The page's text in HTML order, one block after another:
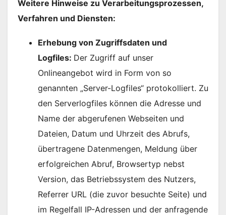
Weitere Hinweise zu Verarbeitungsprozessen,
Verfahren und Diensten:
Erhebung von Zugriffsdaten und
Logfiles: Der Zugriff auf unser
Onlineangebot wird in Form von so
genannten „Server-Logfiles“ protokolliert. Zu
den Serverlogfiles können die Adresse und
Name der abgerufenen Webseiten und
Dateien, Datum und Uhrzeit des Abrufs,
übertragene Datenmengen, Meldung über
erfolgreichen Abruf, Browsertyp nebst
Version, das Betriebssystem des Nutzers,
Referrer URL (die zuvor besuchte Seite) und
im Regelfall IP-Adressen und der anfragende